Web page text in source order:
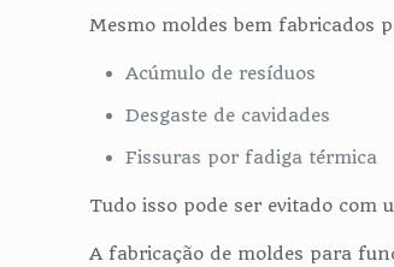
Mesmo moldes bem fabricados
Acúmulo de resíduos
Desgaste de cavidades
Fissuras por fadiga térmica
Tudo isso pode ser evitado com
A fabricação de moldes para